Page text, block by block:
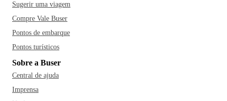
Sugerir uma viagem
Compre Vale Buser
Pontos de embarque
Pontos turísticos
Sobre a Buser
Central de ajuda
Imprensa